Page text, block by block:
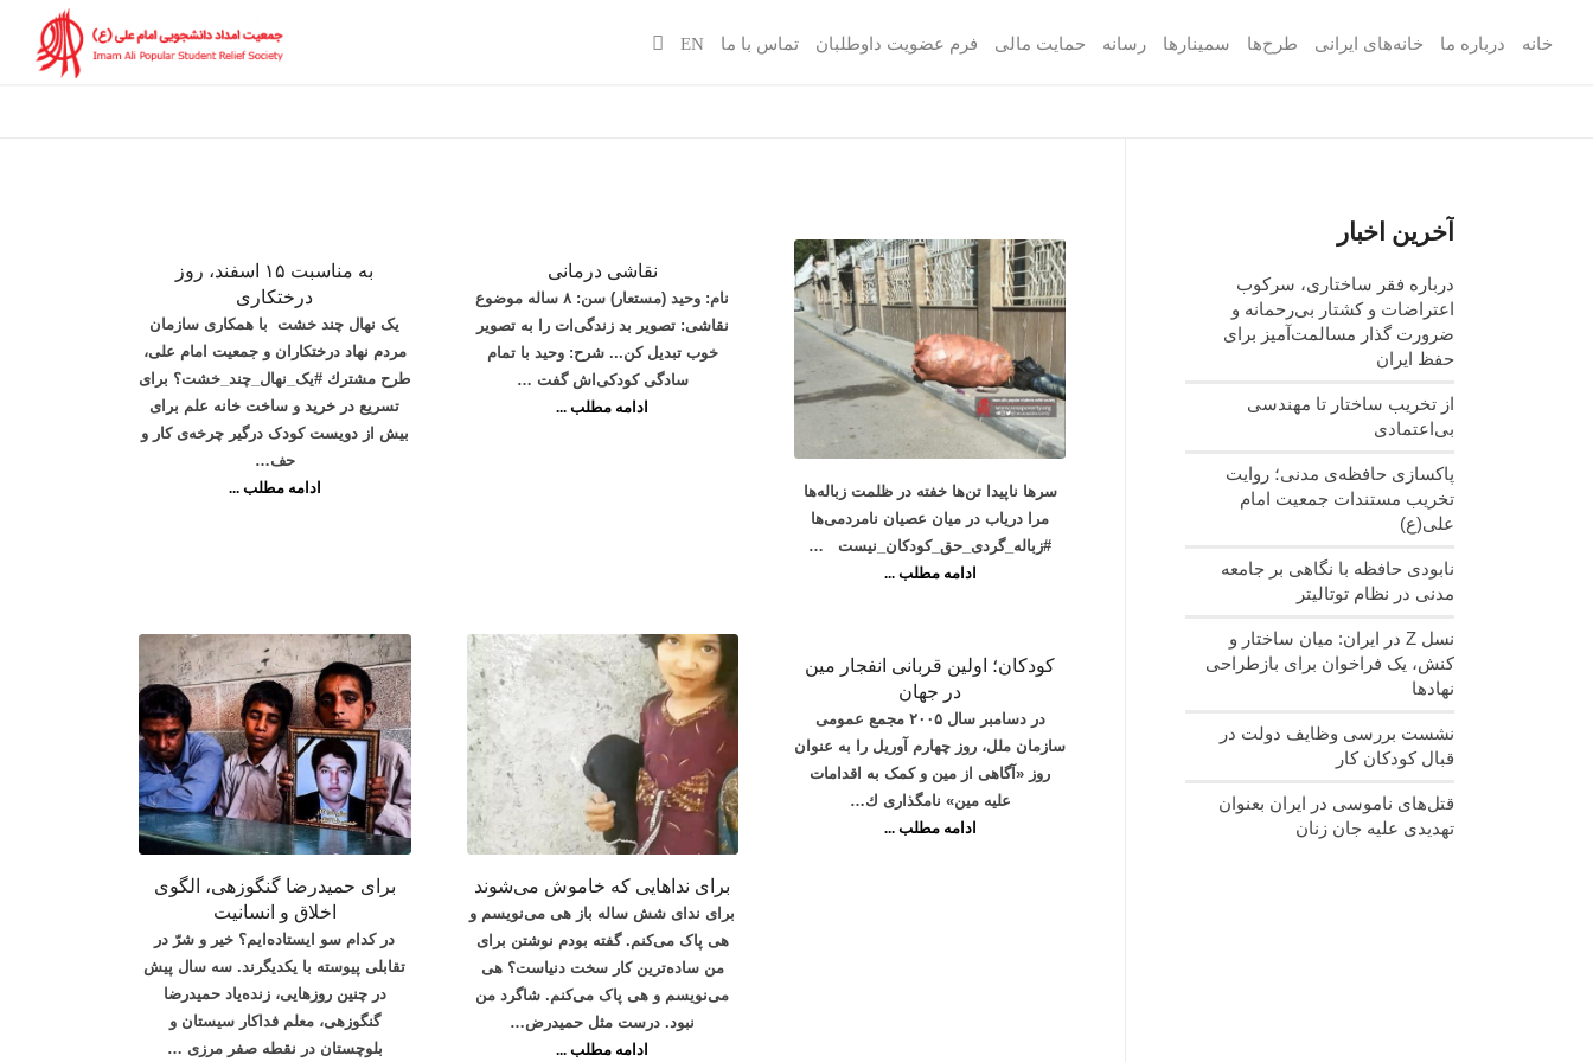
خانه درباره ما خانه‌های ایرانی طرح‌ها سمینارها رسانه حمایت مالی فرم عضویت داوطلبان تماس با ما EN
به مناسبت ۱۵ اسفند، روز
درختکاری
یک نهال چند خشت ‌ با همکاری سازمان
مردم نهاد درختکاران و جمعيت امام على،
طرح مشترك #یک_نهال_چند_خشت؟ برای
تسريع در خريد و ساخت خانه علم براى
بيش از دويست كودک درگير چرخه‌ی كار و
حف…
ادامه مطلب ...
نقاشى درمانى
نام: وحيد (مستعار) سن: ۸ ساله موضوع
نقاشى: تصوير بد زندگى‌ات را به تصوير
خوب تبديل كن... شرح: وحید با تمام
سادگی کودکی‌اش گفت …
ادامه مطلب ...
سرها ناپیدا تن‌ها خفته در ظلمت زباله‌ها
مرا دریاب در میان عصیان نامردمی‌ها
#زباله_گردی_حق_کودکان_نیست …
ادامه مطلب ...
برای حمیدرضا گنگوزهی، الگوی
اخلاق و انسانیت
در کدام سو ایستاده‌ایم؟ خیر و شرّ در
تقابلی پیوسته با یکدیگرند. سه سال پیش
در چنین روزهایی، زنده‌یاد حمیدرضا
گنگوزهی، معلم فداکار سیستان و
بلوچستان در نقطه صفر مرزی …
برای نداهایی که خاموش می‌شوند
برای ندای شش ساله باز هی می‌نویسم و
هی پاک می‌کنم. گفته بودم نوشتن برای
من ساده‌ترین کار سخت دنیاست؟ هی
می‌نویسم و هی پاک می‌کنم. شاگرد من
نبود. درست مثل حمیدرض…
ادامه مطلب ...
کودکان؛ اولین قربانی انفجار مین
در جهان
در دسامبر سال ۲۰۰۵ مجمع عمومی
سازمان ملل، روز چهارم آوريل را به عنوان
روز «آگاهی از مين و كمک به اقدامات
عليه مين» نامگذاری ك…
ادامه مطلب ...
آخرین اخبار
درباره فقر ساختاری، سرکوب
اعتراضات و کشتار بی‌رحمانه و
ضرورت گذار مسالمت‌آمیز برای
حفظ ایران
از تخریب ساختار تا مهندسی
بی‌اعتمادی
پاکسازی حافظه‌ی مدنی؛ روایت
تخریب مستندات جمعیت امام
علی(ع)
نابودی حافظه با نگاهی بر جامعه
مدنی در نظام توتالیتر
نسل‌ Z در ایران: میان ساختار و
کنش، یک فراخوان برای بازطراحی
نهادها
نشست بررسی وظایف دولت در
قبال کودکان کار
قتل‌های ناموسی در ایران بعنوان
تهدیدی علیه جان زنان